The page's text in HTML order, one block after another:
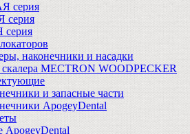
серия
серия
наконечники и насадки
скалера MECTRON WOODPECKER
и запасные части
ApogeyDental
ApogeyDental